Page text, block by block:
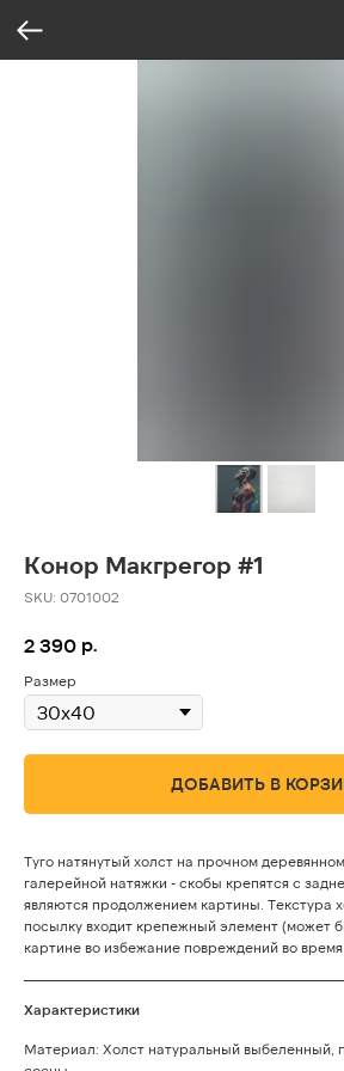
Конор Макгрегор #1
SKU: 0701002
2 390 р.
Размер
ДОБАВИТЬ В
Туго натянутый холст на прочном
галерейной натяжки - скобы крепятся с
являются продолжением картины. Текстура
посылку входит крепежный элемент (может
картине во избежание повреждений во время
Характеристики
Материал: Холст натуральный выбеленный,